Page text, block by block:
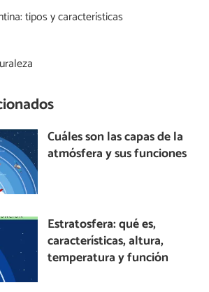
tipos y características
Cuáles son las capas de la
atmósfera y sus funciones
Estratosfera: qué es,
características, altura,
temperatura y función